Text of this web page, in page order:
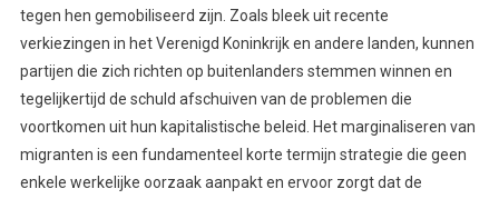
tegen hen gemobiliseerd zijn. Zoals bleek uit recente
verkiezingen in het Verenigd Koninkrijk en andere landen, kunnen
partijen die zich richten op buitenlanders stemmen winnen en
tegelijkertijd de schuld afschuiven van de problemen die
voortkomen uit hun kapitalistische beleid. Het marginaliseren van
migranten is een fundamenteel korte termijn strategie die geen
enkele werkelijke oorzaak aanpakt en ervoor zorgt dat de